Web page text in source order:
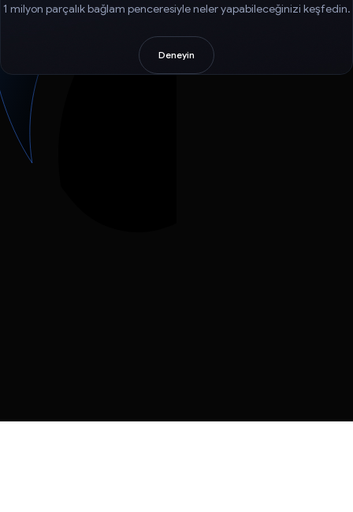
1 milyon parçalık bağlam penceresiyle neler yapabileceğinizi keşfedin.
Deneyin